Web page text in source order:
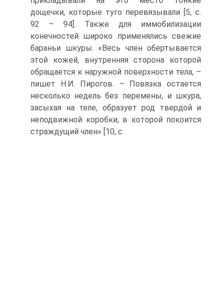
дощечки, которые туго перевязывали [5, c.
92 – 94]. Также для иммобилизации
конечностей широко применялись свежие
бараньи шкуры. «Весь член обертывается
этой кожей, внутренняя сторона которой
обращается к наружной поверхности тела, –
пишет Н.И. Пирогов. – Повязка остается
несколько недель без перемены, и шкура,
засыхая на теле, образует род твердой и
неподвижной коробки, в которой покоится
страждущий член» [10, c.